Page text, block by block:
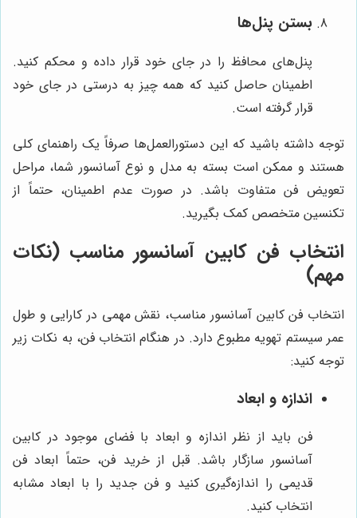
بستن پنل‌ها
پنل‌های محافظ را در جای خود قرار داده و محکم کنید.
اطمینان حاصل کنید که همه چیز به درستی در جای خود
قرار گرفته است.
توجه داشته باشید که این دستورالعمل‌ها صرفاً یک راهنمای کلی
هستند و ممکن است بسته به مدل و نوع آسانسور شما، مراحل
تعویض فن متفاوت باشد. در صورت عدم اطمینان، حتماً از
تکنسین متخصص کمک بگیرید.
انتخاب فن کابین آسانسور مناسب (نکات
مهم)
انتخاب فن کابین آسانسور مناسب، نقش مهمی در کارایی و طول
عمر سیستم تهویه مطبوع دارد. در هنگام انتخاب فن، به نکات زیر
توجه کنید:
اندازه و ابعاد
فن باید از نظر اندازه و ابعاد با فضای موجود در کابین
آسانسور سازگار باشد. قبل از خرید فن، حتماً ابعاد فن
قدیمی را اندازه‌گیری کنید و فن جدید را با ابعاد مشابه
انتخاب کنید.